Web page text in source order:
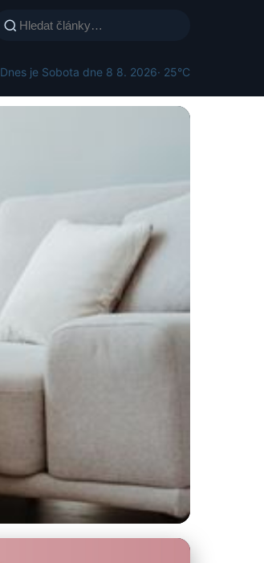
Dnes je Sobota dne 8 8. 2026· 25°C